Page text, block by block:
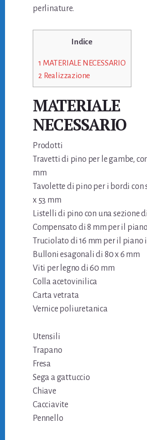
perlinature.
Indice
1 MATERIALE NECESSARIO
2 Realizzazione
MATERIALE
NECESSARIO
Prodotti
Travetti di pino per le gambe,
mm
Tavolette di pino per i bordi con
x 53 mm
Listelli di pino con una sezione
Compensato di 8 mm per il
Truciolato di 16 mm per il piano
Bulloni esagonali di 80 x 6 mm
Viti per legno di 60 mm
Colla acetovinilica
Carta vetrata
Vernice poliuretanica
Utensili
Trapano
Fresa
Sega a gattuccio
Chiave
Cacciavite
Pennello